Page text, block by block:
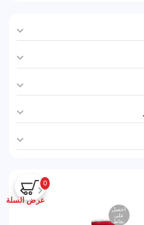
0
عرض السلة
احصل
على
نقاط